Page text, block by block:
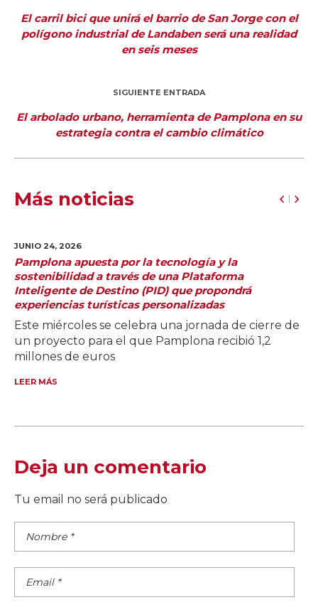
El carril bici que unirá el barrio de San Jorge con el
polígono industrial de Landaben será una realidad
en seis meses
SIGUIENTE ENTRADA
El arbolado urbano, herramienta de Pamplona en su
estrategia contra el cambio climático
Más noticias
JUNIO 24, 2026
Pamplona apuesta por la tecnología y la
sostenibilidad a través de una Plataforma
Inteligente de Destino (PID) que propondrá
experiencias turísticas personalizadas
Este miércoles se celebra una jornada de cierre de
un proyecto para el que Pamplona recibió 1,2
millones de euros
LEER MÁS
Deja un comentario
Tu email no será publicado